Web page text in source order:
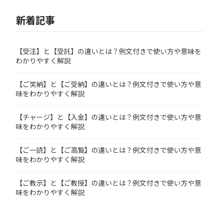
新着記事
【受注】と【受託】の違いとは？例文付きで使い方や意味を
わかりやすく解説
【ご笑納】と【ご受納】の違いとは？例文付きで使い方や意
味をわかりやすく解説
【チャージ】と【入金】の違いとは？例文付きで使い方や意
味をわかりやすく解説
【ご一読】と【ご高覧】の違いとは？例文付きで使い方や意
味をわかりやすく解説
【ご教示】と【ご教授】の違いとは？例文付きで使い方や意
味をわかりやすく解説